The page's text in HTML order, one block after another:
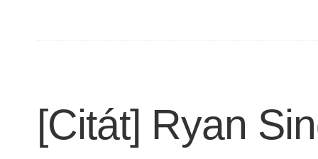
[Citát] Ryan